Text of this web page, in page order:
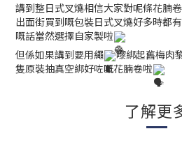
講到整日式叉燒相信大家對呢條花腩
出面街買到嘅包裝日式叉燒好多時都
嘅話當然選擇自家製啦
但係如果講到要用繩
嚟綁起舊梅肉
隻原裝抽真空綁好咗嘅花腩卷啦
了解更